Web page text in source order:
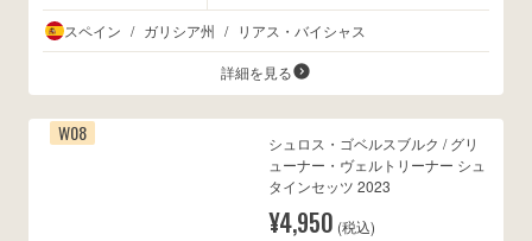
スペイン / ガリシア州 / リアス・バイシャス
詳細を見る
W08
シュロス・ゴベルスブルク / グリ
ューナー・ヴェルトリーナー シュ
タインセッツ 2023
¥4,950 (税込)